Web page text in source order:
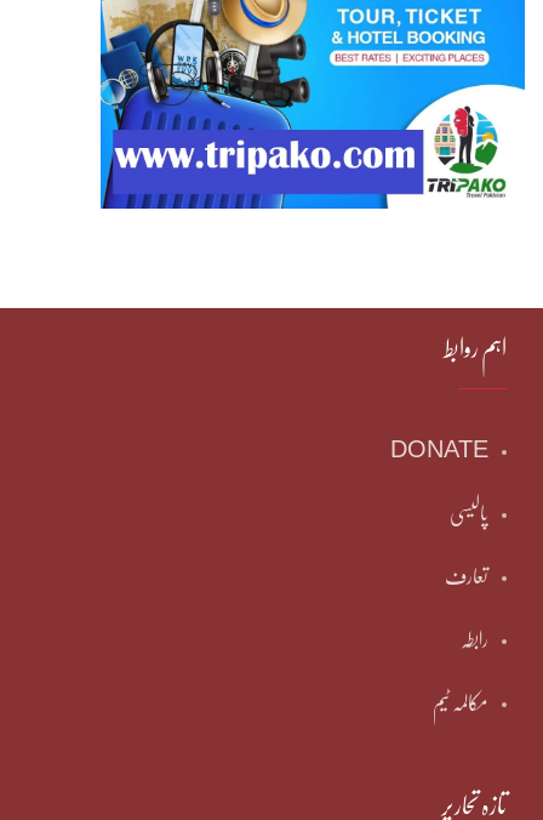
اہم روابط
DONATE
پالیسی
تعارف
رابطہ
مکالمہ ٹیم
تازہ تحاریر